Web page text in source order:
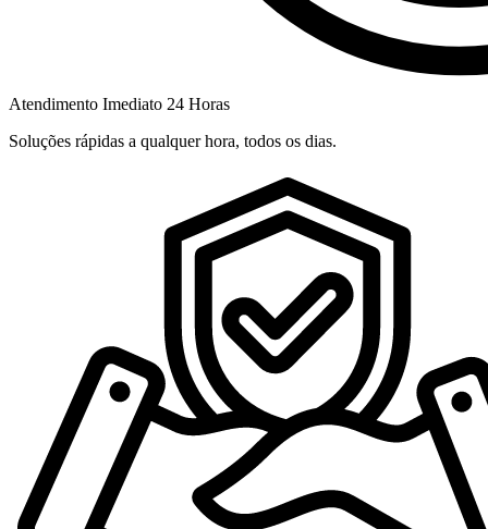
Atendimento Imediato 24 Horas
Soluções rápidas a qualquer hora, todos os dias.